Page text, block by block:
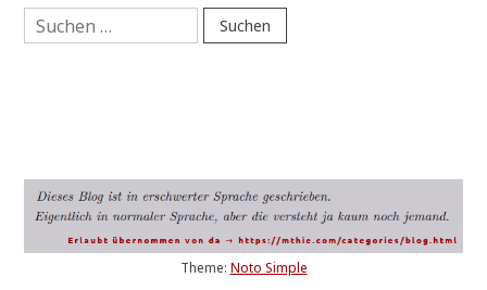
Suchen
nach:
Theme: Noto Simple